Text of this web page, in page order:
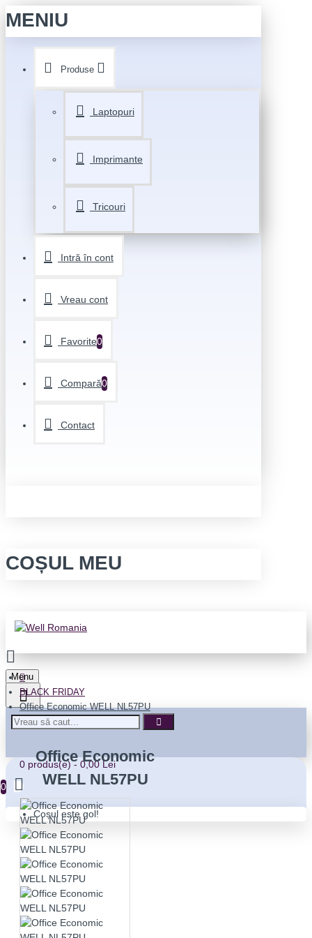
MENIU
Produse
Laptopuri
Imprimante
Tricouri
Intră în cont
Vreau cont
Favorite0
Compară0
Contact
COȘUL MEU
Menu
0 produs(e) - 0,00 Lei
0
Coșul este gol!
BLACK FRIDAY
Office Economic WELL NL57PU
Office Economic
WELL NL57PU